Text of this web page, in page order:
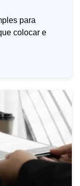
para
colocar e